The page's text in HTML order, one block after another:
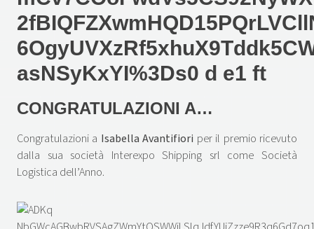
CONGRATULAZIONI A…
Congratulazioni a Isabella Avantifiori per il premio ricevuto
dalla sua società Interexpo Shipping srl come Società
Logistica dell’Anno.